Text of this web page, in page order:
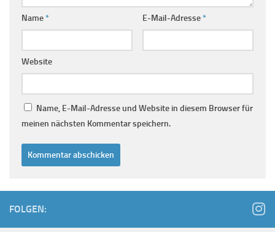
Name* E-Mail-Adresse*
Website
Name, E-Mail-Adresse und Website in diesem Browser für
meinen nächsten Kommentar speichern.
FOLGEN: